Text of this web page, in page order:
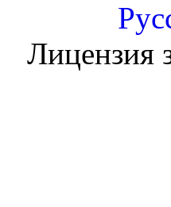
Лицензия